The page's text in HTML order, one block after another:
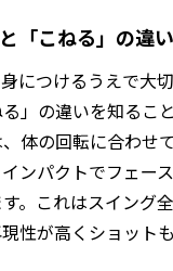
「こねる」の違
につけるうえで大
」の違いを知るこ
、体の回転に合わせ
ンパクトでフェー
。これはスイング
性が高くショットも